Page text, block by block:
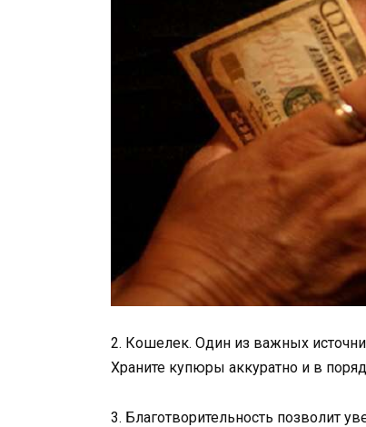
2. Кошелек. Один из важных
Храните купюры аккуратно и в
3. Благотворительность позволит